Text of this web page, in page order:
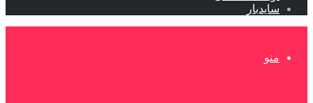
سایدبار
منو